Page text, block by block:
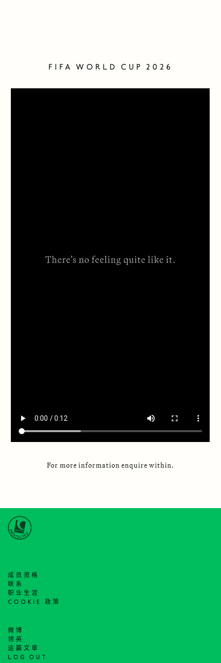
FIFA WORLD CUP 2026
For more information enquire within.
成员资格
联系
职业生涯
COOKIE 政策
微博
领英
这篇文章
LOG OUT